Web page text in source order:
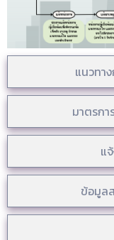
แนวทา
มาตรกา
แ
ข้อมูล